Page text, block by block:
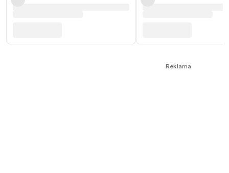
Reklama